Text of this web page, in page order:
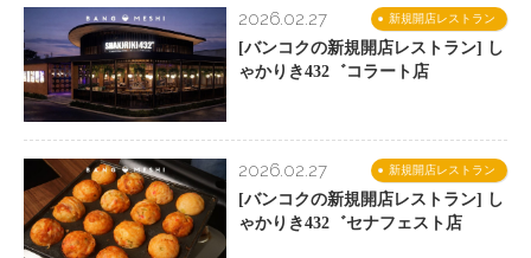
新規開店レストラン
2026.02.27
[バンコクの新規開店レストラン] し
ゃかりき432゛コラート店
新規開店レストラン
2026.02.27
[バンコクの新規開店レストラン] し
ゃかりき432゛セナフェスト店